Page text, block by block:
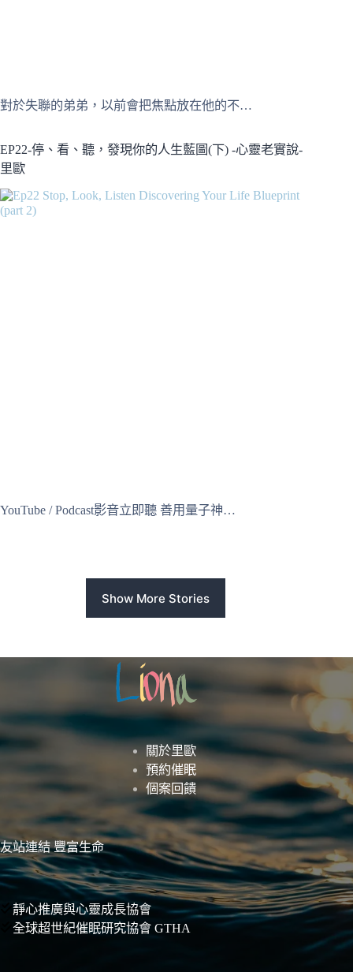
對於失聯的弟弟，以前會把焦點放在他的不…
EP22-停、看、聽，發現你的人生藍圖(下) -心靈老實說-
里歐
YouTube / Podcast影音立即聽 善用量子神…
Show More Stories
關於里歐
預約催眠
個案回饋
友站連結 豐富生命
靜心推廣與心靈成長協會
全球超世紀催眠研究協會 GTHA